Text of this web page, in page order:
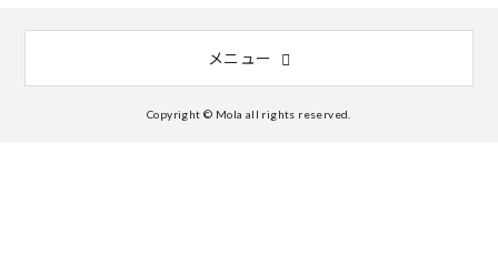
メニュー
Copyright © Mola all rights reserved.